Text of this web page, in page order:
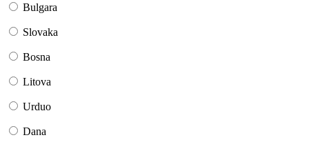
Bulgara
Slovaka
Bosna
Litova
Urduo
Dana